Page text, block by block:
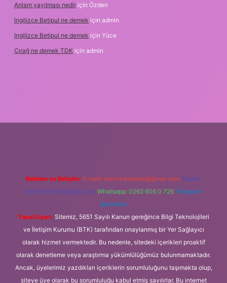
Anlam yayılması nedir için Özden
Ingilizce Betipul ne demek için admin
Ingilizce Betipul ne demek için Yüce
Çırağ ne demek TDK için admin
Reklam ve İletişim: E-mail: backlinkpaneli@gmail.com Teams:
forumhizmeti@gmail.com Whatsapp: 0262 606 0 726 Telegram:
@karabul
Yasal Uyarı: Sitemiz, 5651 Sayılı Kanun gereğince Bilgi Teknolojileri
ve İletişim Kurumu (BTK) tarafından onaylanmış bir Yer Sağlayıcı
olarak hizmet vermektedir. Bu nedenle, sitedeki içerikleri proaktif
olarak denetleme veya araştırma yükümlülüğümüz bulunmamaktadır.
Ancak, üyelerimiz yazdıkları içeriklerin sorumluluğunu taşımakta olup,
siteye üye olarak bu sorumluluğu kabul etmiş sayılırlar. Bu internet